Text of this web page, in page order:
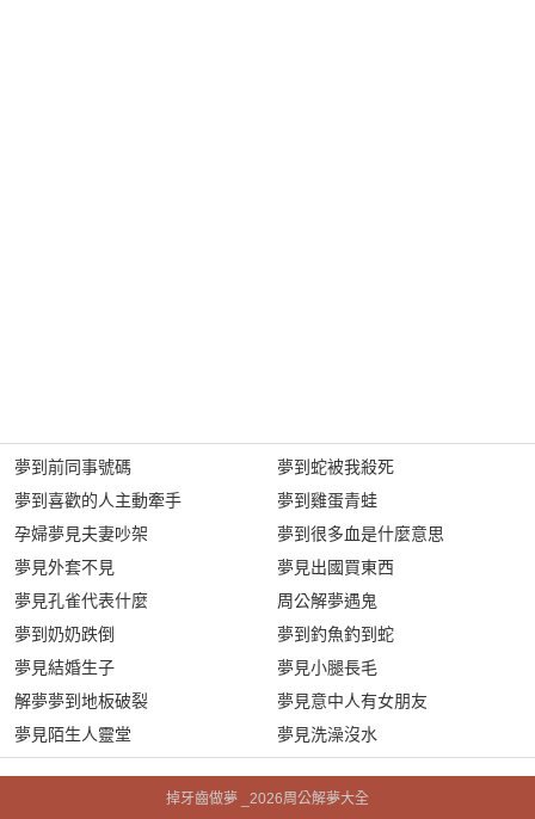
夢到前同事號碼
夢到喜歡的人主動牽手
孕婦夢見夫妻吵架
夢見外套不見
夢見孔雀代表什麼
夢到奶奶跌倒
夢見結婚生子
解夢夢到地板破裂
夢見陌生人靈堂
夢到蛇被我殺死
夢到雞蛋青蛙
夢到很多血是什麼意思
夢見出國買東西
周公解夢遇鬼
夢到釣魚釣到蛇
夢見小腿長毛
夢見意中人有女朋友
夢見洗澡沒水
掉牙齒做夢 _2026周公解夢大全